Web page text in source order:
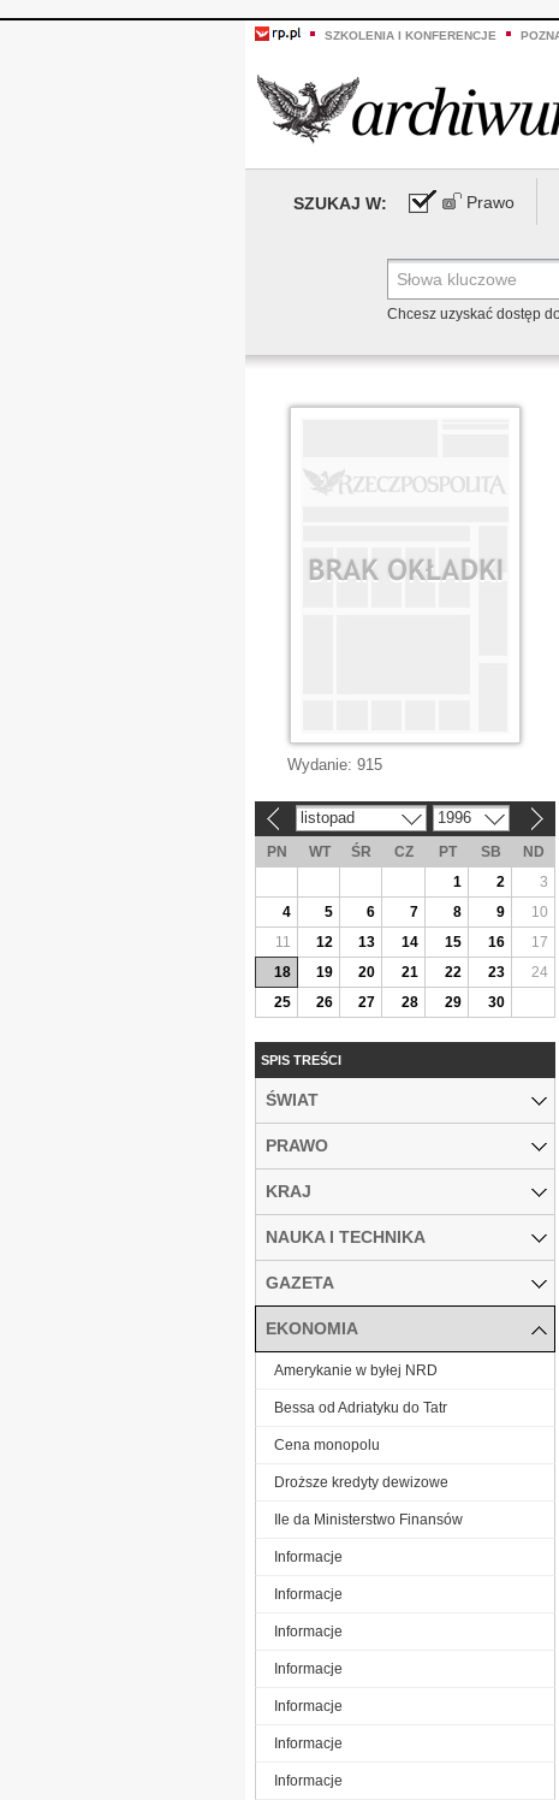
SZKOLENIA I KONFERENCJE
SZUKAJ W: Prawo
Chcesz uzyskać dostęp
Wydanie: 915
listopad 1996
PN WT ŚR CZ PT SB
ND
1
2
3
4
5 6 7 8 9
10
11
12 13 14 15 16
17
18
19 20 21 22 23
24
25
26 27 28 29 30
SPIS TREŚCI
ŚWIAT
PRAWO
KRAJ
NAUKA I TECHNIKA
GAZETA
EKONOMIA
Amerykanie w byłej NRD
Bessa od Adriatyku do Tatr
Cena monopolu
Droższe kredyty dewizowe
Ile da Ministerstwo Finansów
Informacje
Informacje
Informacje
Informacje
Informacje
Informacje
Informacje